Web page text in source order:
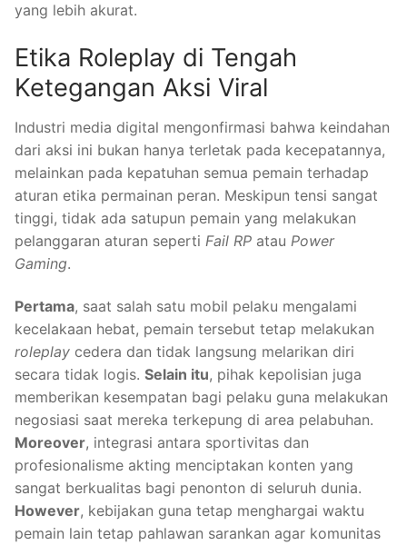
yang lebih akurat.
Etika Roleplay di Tengah
Ketegangan Aksi Viral
Industri media digital mengonfirmasi bahwa keindahan
dari aksi ini bukan hanya terletak pada kecepatannya,
melainkan pada kepatuhan semua pemain terhadap
aturan etika permainan peran. Meskipun tensi sangat
tinggi, tidak ada satupun pemain yang melakukan
pelanggaran aturan seperti Fail RP atau Power
Gaming.
Pertama, saat salah satu mobil pelaku mengalami
kecelakaan hebat, pemain tersebut tetap melakukan
roleplay cedera dan tidak langsung melarikan diri
secara tidak logis. Selain itu, pihak kepolisian juga
memberikan kesempatan bagi pelaku guna melakukan
negosiasi saat mereka terkepung di area pelabuhan.
Moreover, integrasi antara sportivitas dan
profesionalisme akting menciptakan konten yang
sangat berkualitas bagi penonton di seluruh dunia.
However, kebijakan guna tetap menghargai waktu
pemain lain tetap pahlawan sarankan agar komunitas